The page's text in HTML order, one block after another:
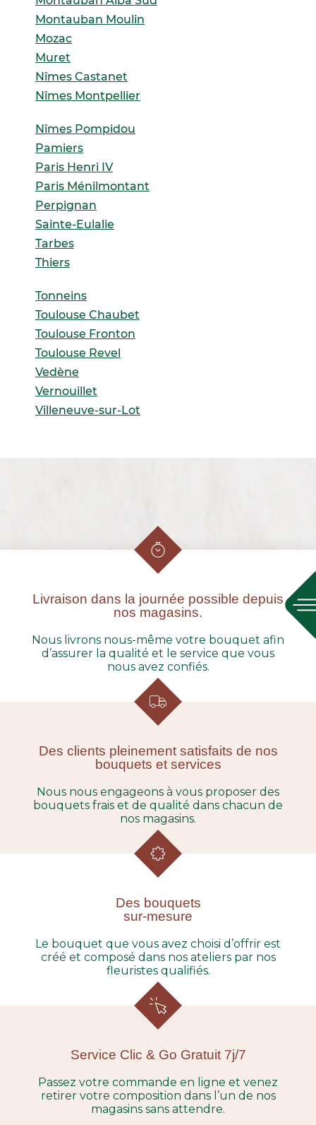
Montauban Moulin
Mozac
Muret
Nîmes Castanet
Nîmes Montpellier
Nîmes Pompidou
Pamiers
Paris Henri IV
Paris Ménilmontant
Perpignan
Sainte-Eulalie
Tarbes
Thiers
Tonneins
Toulouse Chaubet
Toulouse Fronton
Toulouse Revel
Vedène
Vernouillet
Villeneuve-sur-Lot
Livraison dans la journée possible depuis
nos magasins.
Nous livrons nous-même votre bouquet afin
d’assurer la qualité et le service que vous
nous avez confiés.
Des clients pleinement satisfaits de nos
bouquets et services
Nous nous engageons à vous proposer des
bouquets frais et de qualité dans chacun de
nos magasins.
Des bouquets
sur-mesure
Le bouquet que vous avez choisi d’offrir est
créé et composé dans nos ateliers par nos
fleuristes qualifiés.
Service Clic & Go Gratuit 7j/7
Passez votre commande en ligne et venez
retirer votre composition dans l’un de nos
magasins sans attendre.